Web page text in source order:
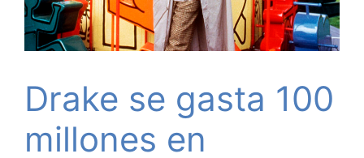
Drake se gasta 100
millones en